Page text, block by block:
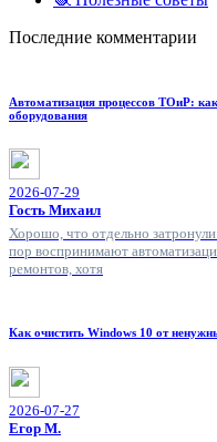
Последние комментарии
Автоматизация процессов ТОиР:
оборудования
2026-07-29
Гость Михаил
Хорошо, что отдельно
пор воспринимают
ремонтов, хотя
Как очистить Windows 10 от
2026-07-27
Егор М.